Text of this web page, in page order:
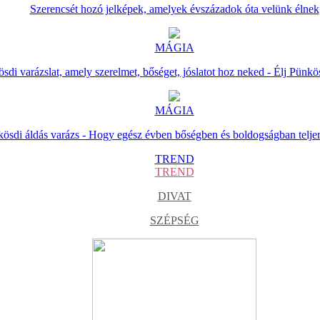
Szerencsét hozó jelképek, amelyek évszázadok óta velünk élnek
MÁGIA
varázslat, amely szerelmet, bőséget, jóslatot hoz neked - Élj
MÁGIA
áldás varázs - Hogy egész évben bőségben és boldogságban
TREND
TREND
DIVAT
SZÉPSÉG